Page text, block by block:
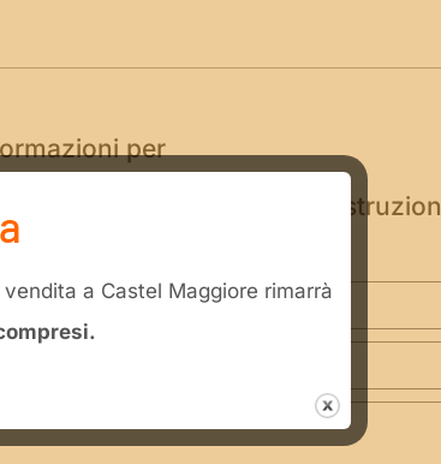
per
pronto soccorso –
a Castel Maggiore rimarrà